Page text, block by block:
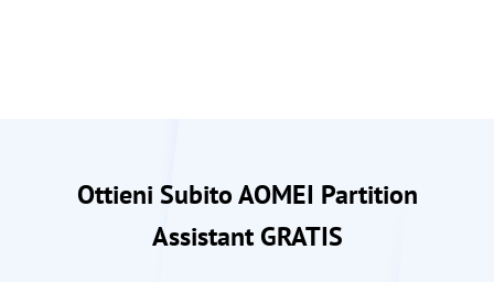
Ottieni Subito AOMEI Partition
Assistant GRATIS